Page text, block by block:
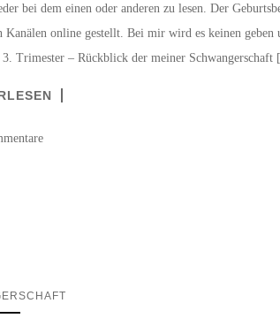
bei dem einen oder anderen zu lesen. Der
online gestellt. Bei mir wird es keinen geben
3. Trimester – Rückblick der meiner